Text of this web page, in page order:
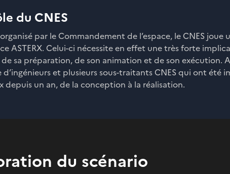
du CNES
organisé par le Commandement de l’espace, le CNES joue
ASTERX. Celui-ci nécessite en effet une très forte
sa préparation, de son animation et de son exécution.
d’ingénieurs et plusieurs sous-traitants CNES qui ont été
depuis un an, de la conception à la réalisation.
du scénario